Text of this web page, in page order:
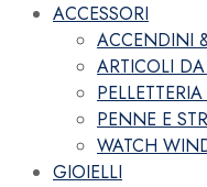
ACCESSORI
ACCENDINI
ARTICOLI
PENNE E
WATCH
GIOIELLI